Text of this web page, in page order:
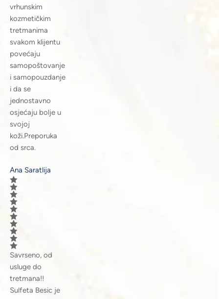
vrhunskim
kozmetičkim
tretmanima
svakom klijentu
povećaju
samopoštovanje
i samopouzdanje
i da se
jednostavno
osjećaju bolje u
svojoj
koži.Preporuka
od srca.
Ana Saratlija
Savrseno, od
usluge do
tretmana!!
Sulfeta Besic je